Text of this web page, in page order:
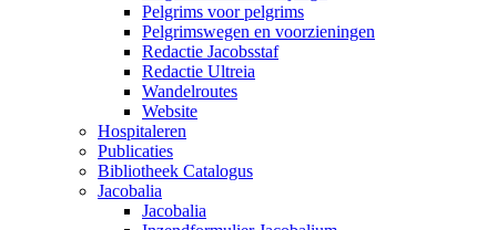
Pelgrims voor pelgrims
Pelgrimswegen en voorzieningen
Redactie Jacobsstaf
Redactie Ultreia
Wandelroutes
Website
Hospitaleren
Publicaties
Bibliotheek Catalogus
Jacobalia
Jacobalia